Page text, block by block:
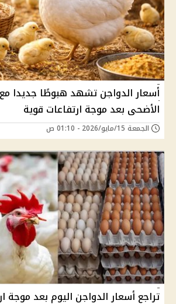
أسعار الدواجن تشهد هبوطًا جديدا
الأضحى بعد موجة ارتفاعات قوية
الجمعة 15/مايو/2026 - 01:10 ص
تراجع أسعار الدواجن اليوم بعد موجة